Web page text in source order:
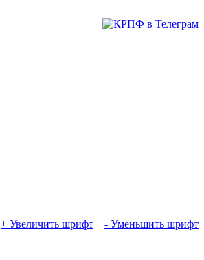
+ Увеличить шрифт - Уменьшить шрифт